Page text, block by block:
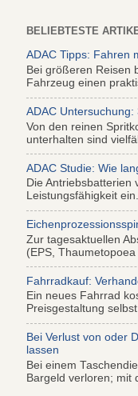
BELIEBTESTE
ADAC Tipps: Fahren
Bei größeren Reisen
Fahrzeug einen
ADAC
Von den reinen
unterhalten sind
ADAC Studie: Wie
Die Antriebsbatterien
Leistungsfähigkeit
Zur tagesaktuellen
(EPS,
Fahrradkauf:
Ein neues Fahrrad
Preisgestaltung
Bei Verlust von oder
lassen
Bei einem
Bargeld verloren; mit